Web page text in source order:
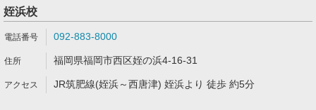
姪浜校
092-883-8000
福岡県福岡市西区姪の浜4-16-31
JR筑肥線(姪浜～西唐津) 姪浜より 徒歩 約5分